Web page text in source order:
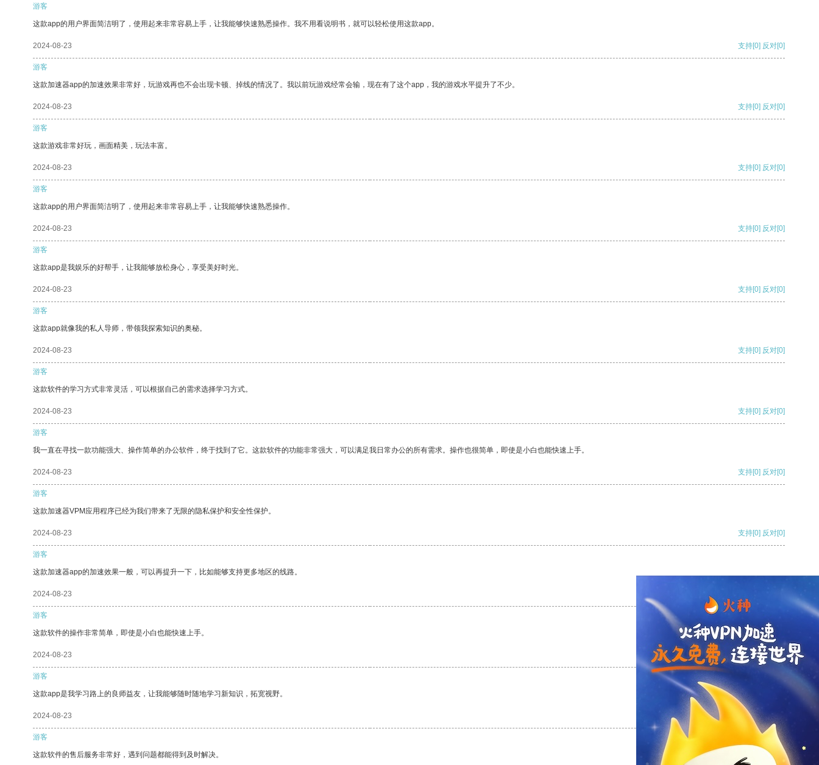
游客
这款app的用户界面简洁明了，使用起来非常容易上手，让我能够快速熟悉操作。我不用看说明书，就可以轻松使用这款app。
2024-08-23 支持[0] 反对[0]
游客
这款加速器app的加速效果非常好，玩游戏再也不会出现卡顿、掉线的情况了。我以前玩游戏经常会输，现在有了这个app，我的游戏水平提升了不少。
2024-08-23 支持[0] 反对[0]
游客
这款游戏非常好玩，画面精美，玩法丰富。
2024-08-23 支持[0] 反对[0]
游客
这款app的用户界面简洁明了，使用起来非常容易上手，让我能够快速熟悉操作。
2024-08-23 支持[0] 反对[0]
游客
这款app是我娱乐的好帮手，让我能够放松身心，享受美好时光。
2024-08-23 支持[0] 反对[0]
游客
这款app就像我的私人导师，带领我探索知识的奥秘。
2024-08-23 支持[0] 反对[0]
游客
这款软件的学习方式非常灵活，可以根据自己的需求选择学习方式。
2024-08-23 支持[0] 反对[0]
游客
我一直在寻找一款功能强大、操作简单的办公软件，终于找到了它。这款软件的功能非常强大，可以满足我日常办公的所有需求。操作也很简单，即使是小白也能快速上手。
2024-08-23 支持[0] 反对[0]
游客
这款加速器VPM应用程序已经为我们带来了无限的隐私保护和安全性保护。
2024-08-23 支持[0] 反对[0]
游客
这款加速器app的加速效果一般，可以再提升一下，比如能够支持更多地区的线路。
2024-08-23
游客
这款软件的操作非常简单，即使是小白也能快速上手。
2024-08-23 支持 [0] 反对[0]
游客
这款app是我学习路上的良师益友，让我能够随时随地学习新知识，拓宽视野。
2024-08-23 支持[0] 反对
游客
这款软件的售后服务非常好，遇到问题都能得到及时解决。